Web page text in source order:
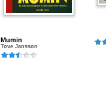
Mumin
Tove Jansson